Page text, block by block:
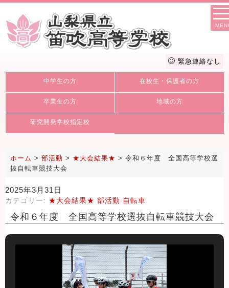
緊急連絡なし
中学生の方 在校生・保護者の方
卒業生の方 地域の方
研究開発学校指定校
ホーム > 部活動 > ★大会結果★ > 令和６年度 全国高等学校選
抜自転車競技大会
2025年3月31日
カテゴリー: ★大会結果★ 部活動 自転車
令和６年度 全国高等学校選抜自転車競技大会